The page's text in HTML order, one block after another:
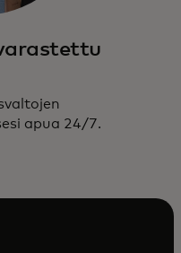
apua 24/7.